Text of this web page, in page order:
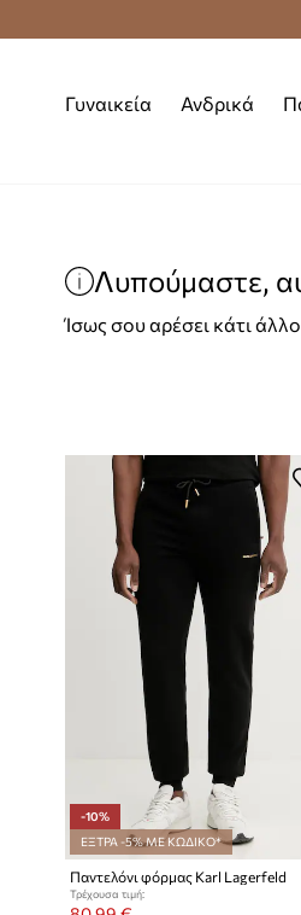
Γυναικεία Ανδρικά
Λυπούμαστε,
Ίσως σου αρέσει κάτι
-10%
ΕΞΤΡΑ -5% ΜΕ ΚΩΔΙΚΟ*
Παντελόνι φόρμας Karl Lagerfeld
Τρέχουσα τιμή: